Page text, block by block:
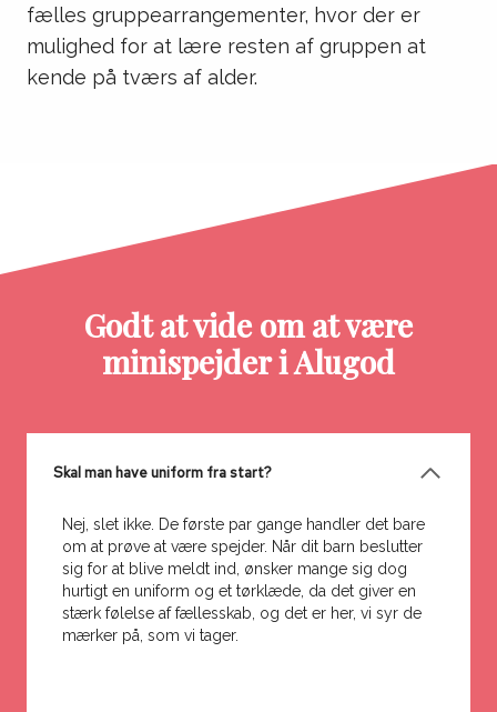
fælles gruppearrangementer, hvor der er
mulighed for at lære resten af gruppen at
kende på tværs af alder.
Godt at vide om at være
minispejder i Alugod
Skal man have uniform fra start?
Nej, slet ikke. De første par gange handler det bare
om at prøve at være spejder. Når dit barn beslutter
sig for at blive meldt ind, ønsker mange sig dog
hurtigt en uniform og et tørklæde, da det giver en
stærk følelse af fællesskab, og det er her, vi syr de
mærker på, som vi tager.